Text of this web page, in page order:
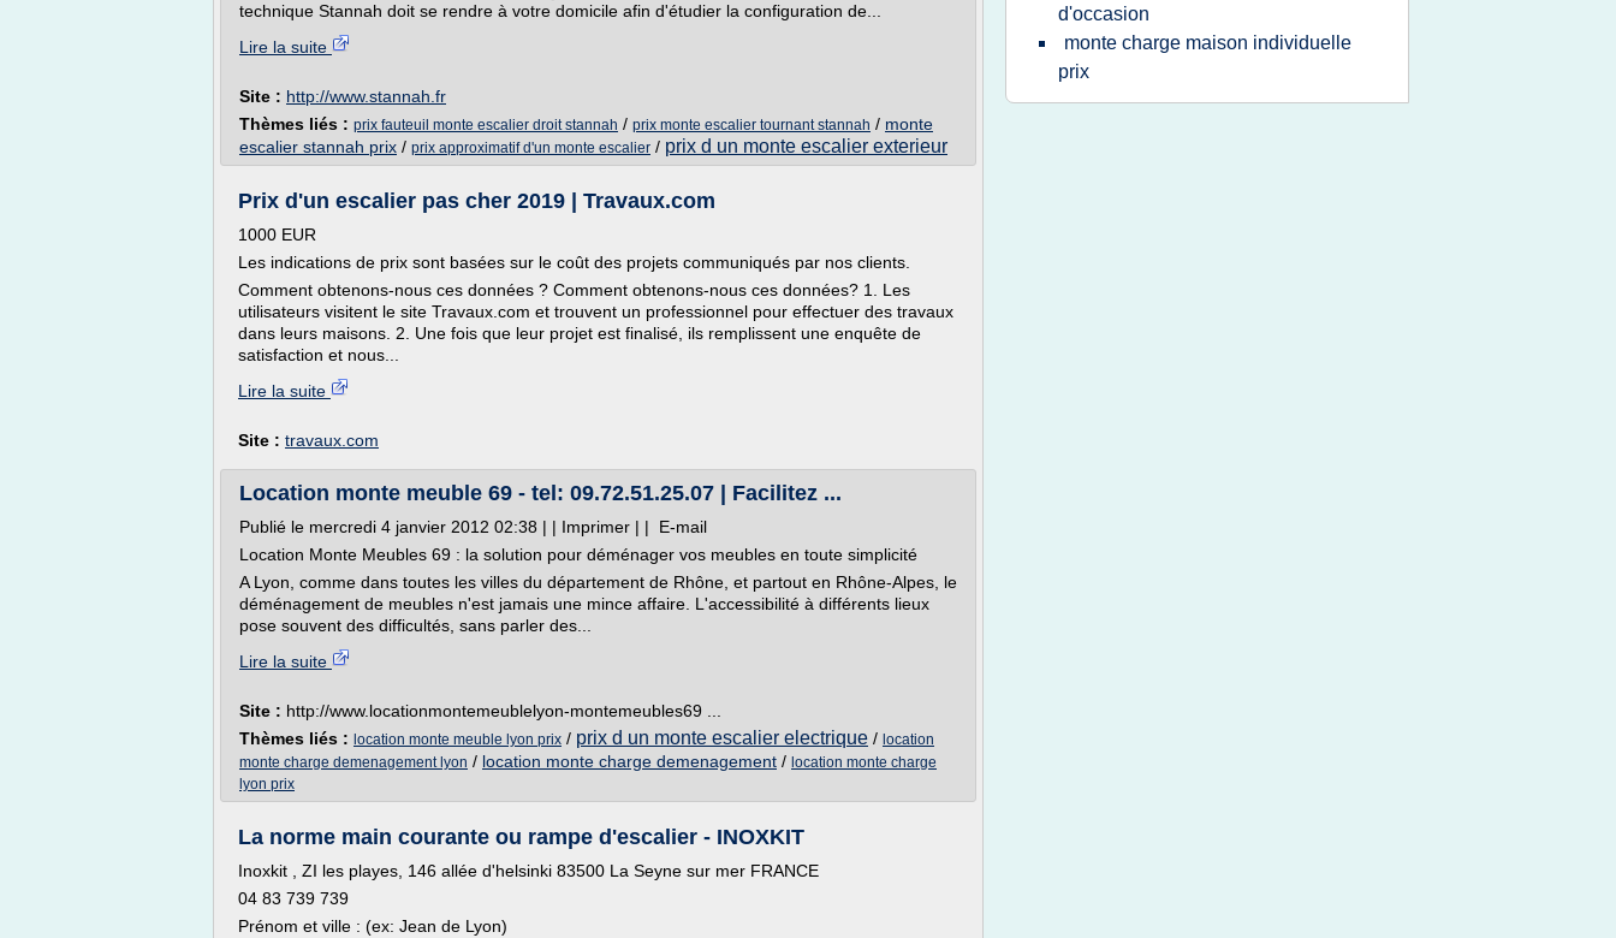
technique Stannah doit se rendre à votre domicile afin d'étudier la configuration de...
Lire la suite
Site : http://www.stannah.fr
Thèmes liés : prix fauteuil monte escalier droit stannah / prix monte escalier tournant stannah / monte
escalier stannah prix / prix approximatif d'un monte escalier / prix d un monte escalier exterieur
Prix d'un escalier pas cher 2019 | Travaux.com
1000 EUR
Les indications de prix sont basées sur le coût des projets communiqués par nos clients.
Comment obtenons-nous ces données ? Comment obtenons-nous ces données? 1. Les
utilisateurs visitent le site Travaux.com et trouvent un professionnel pour effectuer des travaux
dans leurs maisons. 2. Une fois que leur projet est finalisé, ils remplissent une enquête de
satisfaction et nous...
Lire la suite
Site : travaux.com
Location monte meuble 69 - tel: 09.72.51.25.07 | Facilitez ...
Publié le mercredi 4 janvier 2012 02:38 | | Imprimer | | E-mail
Location Monte Meubles 69 : la solution pour déménager vos meubles en toute simplicité
A Lyon, comme dans toutes les villes du département de Rhône, et partout en Rhône-Alpes, le
déménagement de meubles n'est jamais une mince affaire. L'accessibilité à différents lieux
pose souvent des difficultés, sans parler des...
Lire la suite
Site : http://www.locationmontemeublelyon-montemeubles69 ...
Thèmes liés : location monte meuble lyon prix / prix d un monte escalier electrique / location
monte charge demenagement lyon / location monte charge demenagement / location monte charge
lyon prix
La norme main courante ou rampe d'escalier - INOXKIT
Inoxkit , ZI les playes, 146 allée d'helsinki 83500 La Seyne sur mer FRANCE
04 83 739 739
Prénom et ville : (ex: Jean de Lyon)
d'occasion
monte charge maison individuelle
prix